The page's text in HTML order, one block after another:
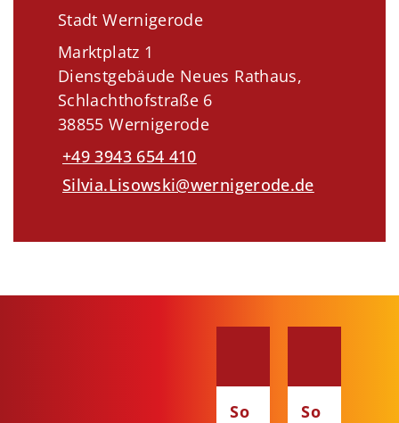
Stadt Wernigerode
Marktplatz 1
Dienstgebäude Neues Rathaus,
Schlachthofstraße 6
38855 Wernigerode
+49 3943 654 410
Silvia.Lisowski@wernigerode.de
So
So